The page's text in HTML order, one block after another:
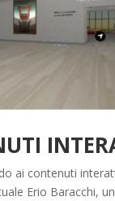
ai contenuti
Erio Baracchi,